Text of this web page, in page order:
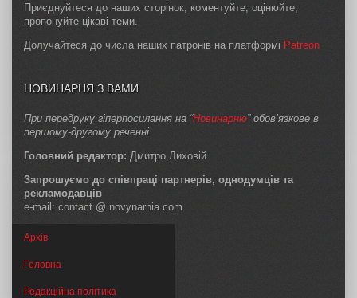
Приєднуйтеся до наших сторінок, коментуйте, оцінюйте,
пропонуйте цікаві теми.
Долучайтеся до числа наших патронів на платформі Patreon
НОВИНАРНЯ З ВАМИ
При передруку гіперпосилання на “Новинарню” обов’язкове в
першому-другому реченні
Головний редактор: Дмитро Лиховій
Запрошуємо до співпраці партнерів, однодумців та
рекламодавців
e-mail: contact @ novynarnia.com
Архів
Головна
Редакційна політика